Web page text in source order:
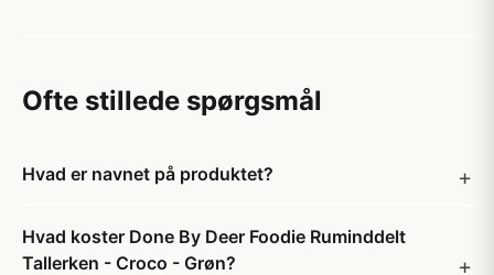
Ofte stillede spørgsmål
Hvad er navnet på produktet?
Hvad koster Done By Deer Foodie Ruminddelt
Tallerken - Croco - Grøn?